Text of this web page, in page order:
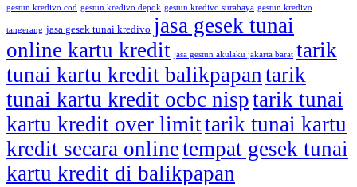
gestun kredivo cod gestun kredivo depok gestun kredivo surabaya gestun kredivo
tangerang jasa gesek tunai kredivo jasa gesek tunai
online kartu kredit jasa gestun akulaku jakarta barat tarik
tunai kartu kredit balikpapantarik
tunai kartu kredit ocbc nisptarik tunai
kartu kredit over limittarik tunai kartu
kredit secara onlinetempat gesek tunai
kartu kredit di balikpapan